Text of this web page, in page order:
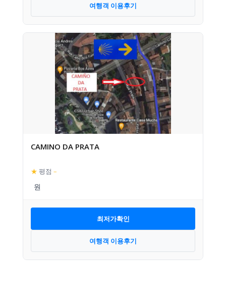
여행객 이용후기
CAMINO DA PRATA
★ 평점 –
최저가확인
여행객 이용후기